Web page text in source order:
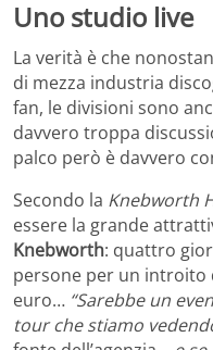
Uno studio live
La verità è che
di mezza industria
fan, le divisioni sono
davvero troppa
palco però è davvero
Secondo la Knebworth
essere la grande
Knebworth: quattro
persone per un introito
euro… “Sarebbe un
tour che stiamo